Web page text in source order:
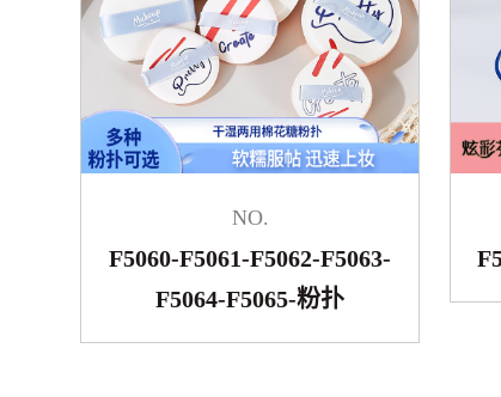
NO.
F5060-F5061-F5062-F5063-
F5064-F5065-粉扑